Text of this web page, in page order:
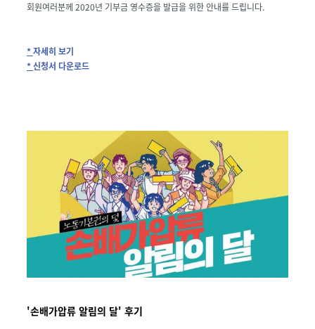
회원여러분께 2020년 기부금 영수증을 발급을 위한 안내를 드립니다.
*자세히 보기
*신청서 다운로드
'손배가압류 알림의 달' 후기